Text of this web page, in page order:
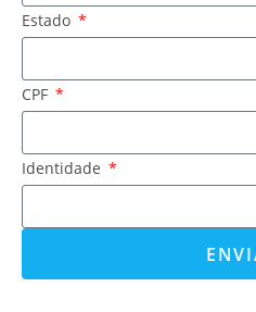
Estado
CPF
Identidade